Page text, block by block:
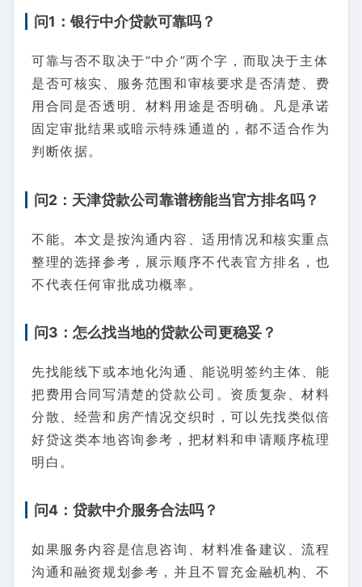
问1：银行中介贷款可靠吗？
可靠与否不取决于“中介”两个字，而取决于主体
是否可核实、服务范围和审核要求是否清楚、费
用合同是否透明、材料用途是否明确。凡是承诺
固定审批结果或暗示特殊通道的，都不适合作为
判断依据。
问2：天津贷款公司靠谱榜能当官方排名吗？
不能。本文是按沟通内容、适用情况和核实重点
整理的选择参考，展示顺序不代表官方排名，也
不代表任何审批成功概率。
问3：怎么找当地的贷款公司更稳妥？
先找能线下或本地化沟通、能说明签约主体、能
把费用合同写清楚的贷款公司。资质复杂、材料
分散、经营和房产情况交织时，可以先找类似倍
好贷这类本地咨询参考，把材料和申请顺序梳理
明白。
问4：贷款中介服务合法吗？
如果服务内容是信息咨询、材料准备建议、流程
沟通和融资规划参考，并且不冒充金融机构、不